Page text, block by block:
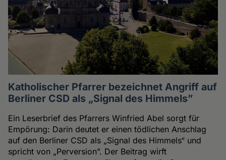
Katholischer Pfarrer bezeichnet Angriff auf
Berliner CSD als „Signal des Himmels”
Ein Leserbrief des Pfarrers Winfried Abel sorgt für
Empörung: Darin deutet er einen tödlichen Anschlag
auf den Berliner CSD als „Signal des Himmels“ und
spricht von „Perversion”. Der Beitrag wirft